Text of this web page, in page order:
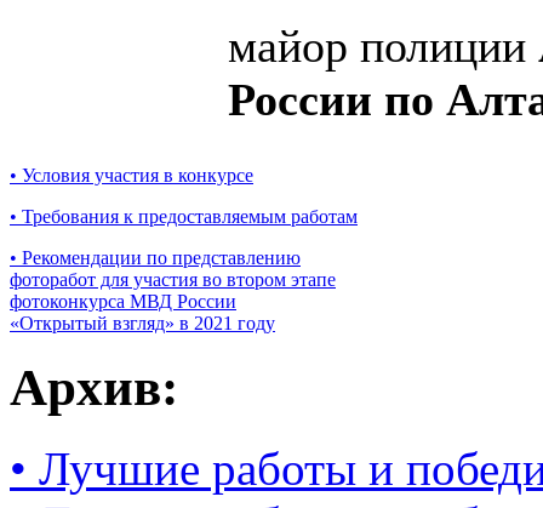
майор полиции
России по
• Условия участия в конкурсе
• Требования к предоставляемым работам
• Рекомендации по представлению
фоторабот для участия во втором этапе
фотоконкурса МВД России
«Открытый взгляд» в 2021 году
Архив:
• Лучшие работы и